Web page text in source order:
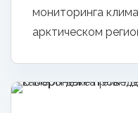
мониторинга
арктическом